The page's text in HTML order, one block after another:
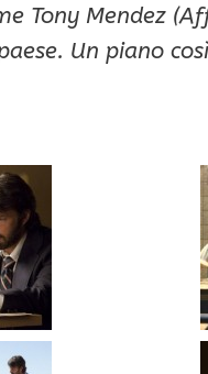
Tony Mendez
Un piano